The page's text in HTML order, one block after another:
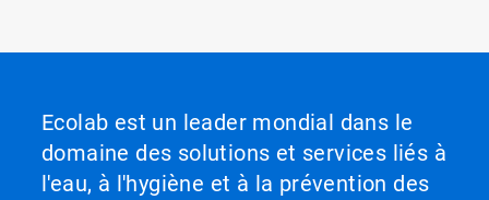
Ecolab est un leader mondial dans le
domaine des solutions et services liés à
l'eau, à l'hygiène et à la prévention des